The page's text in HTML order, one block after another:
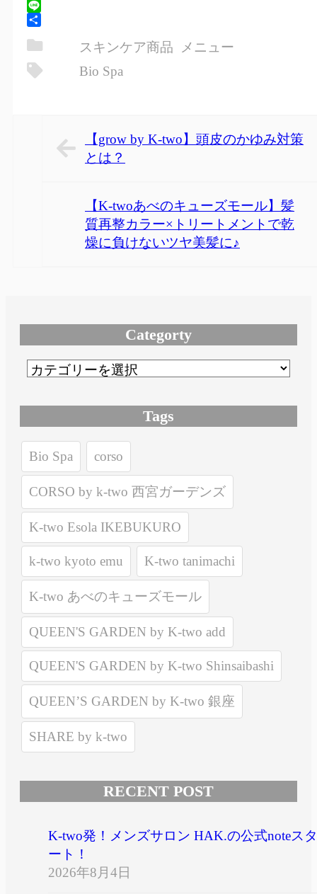
Hatena
Line
有
スキンケア商品
メニュー
Bio Spa
【grow by K-two】頭皮のかゆみ対策
とは？
【K-twoあべのキューズモール】髪
質再整カラー×トリートメントで乾
燥に負けないツヤ美髪に♪
Categorty
Tags
Bio Spa corso
CORSO by k-two 西宮ガーデンズ
K-two Esola IKEBUKURO
k-two kyoto emu K-two tanimachi
K-two あべのキューズモール
QUEEN'S GARDEN by K-two add
QUEEN'S GARDEN by K-two Shinsaibashi
QUEEN’S GARDEN by K-two 銀座
SHARE by k-two
RECENT POST
K-two発！メンズサロン HAK.の公式noteスタ
ート！
2026年8月4日